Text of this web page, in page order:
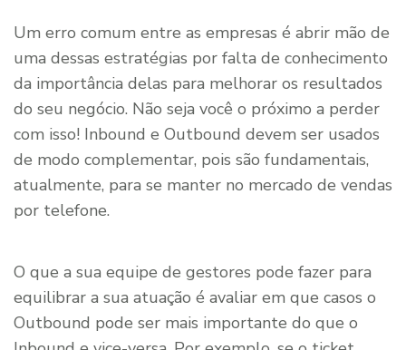
Um erro comum entre as empresas é abrir mão de
uma dessas estratégias por falta de conhecimento
da importância delas para melhorar os resultados
do seu negócio. Não seja você o próximo a perder
com isso! Inbound e Outbound devem ser usados
de modo complementar, pois são fundamentais,
atualmente, para se manter no mercado de vendas
por telefone.
O que a sua equipe de gestores pode fazer para
equilibrar a sua atuação é avaliar em que casos o
Outbound pode ser mais importante do que o